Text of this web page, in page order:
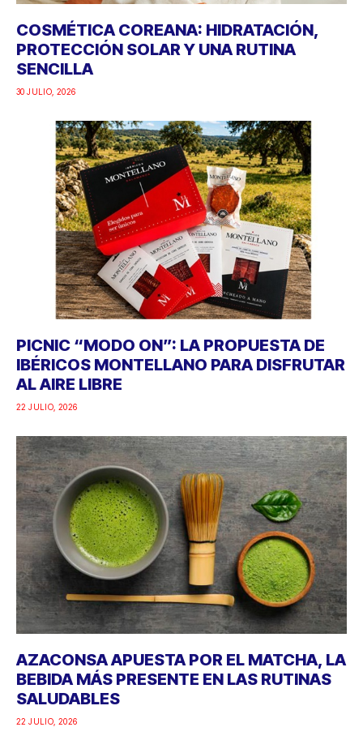
COSMÉTICA COREANA: HIDRATACIÓN,
PROTECCIÓN SOLAR Y UNA RUTINA
SENCILLA
30 JULIO, 2026
PICNIC “MODO ON”: LA PROPUESTA DE
IBÉRICOS MONTELLANO PARA DISFRUTAR
AL AIRE LIBRE
22 JULIO, 2026
AZACONSA APUESTA POR EL MATCHA, LA
BEBIDA MÁS PRESENTE EN LAS RUTINAS
SALUDABLES
22 JULIO, 2026